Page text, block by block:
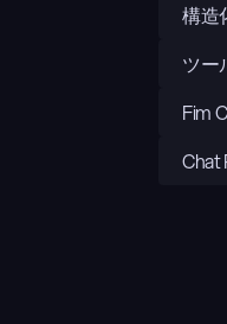
構造
ツー
Fim
Chat